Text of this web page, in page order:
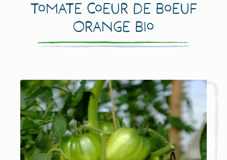
Tomate Coeur de Boeuf
Orange Bio